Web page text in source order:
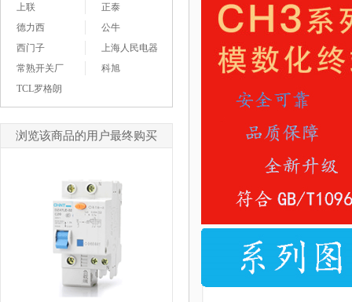
上联
正泰
德力西
公牛
西门子
上海人民电器
常熟开关厂
科旭
TCL罗格朗
浏览该商品的用户最终购买